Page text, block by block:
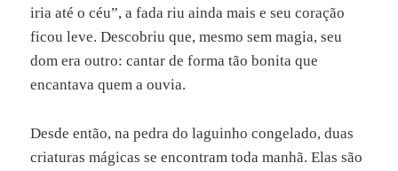
iria até o céu”, a fada riu ainda mais e seu coração
ficou leve. Descobriu que, mesmo sem magia, seu
dom era outro: cantar de forma tão bonita que
encantava quem a ouvia.
Desde então, na pedra do laguinho congelado, duas
criaturas mágicas se encontram toda manhã. Elas são